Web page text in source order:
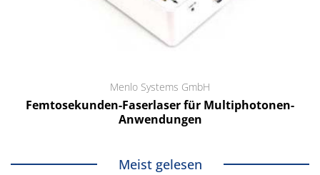
Menlo Systems GmbH
Femtosekunden-Faserlaser für Multiphotonen-
Anwendungen
Meist gelesen